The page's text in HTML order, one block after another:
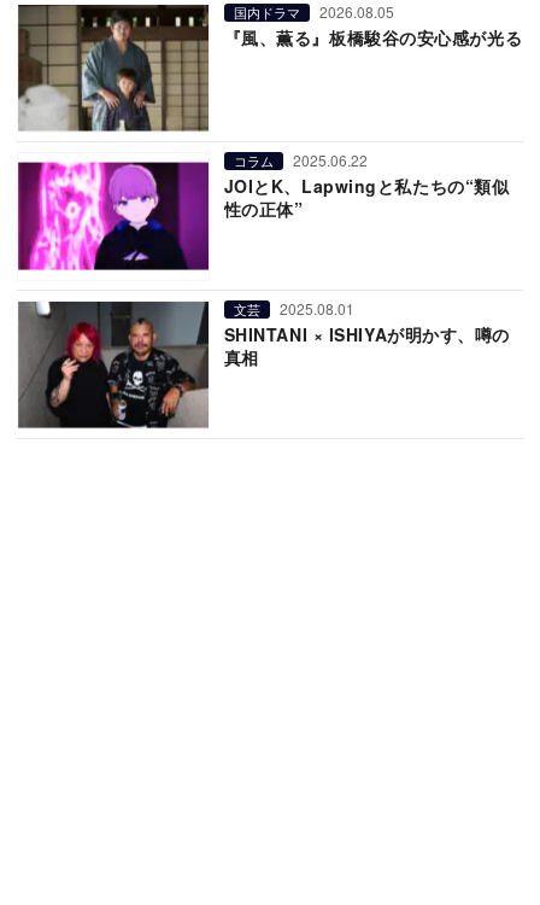
国内ドラマ 2026.08.05
『風、薫る』板橋駿谷の安心感が光る
コラム 2025.06.22
JOIとK、Lapwingと私たちの“類似
性の正体”
文芸 2025.08.01
SHINTANI × ISHIYAが明かす、噂の
真相